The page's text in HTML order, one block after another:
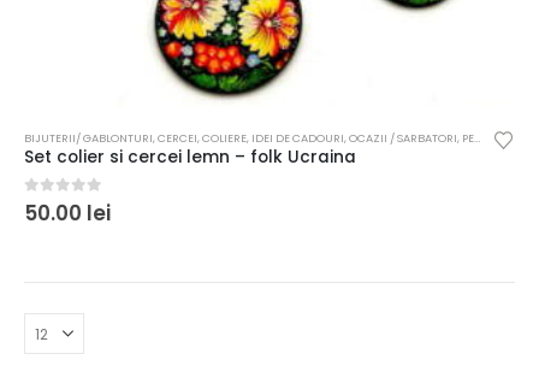
BIJUTERII/ GABLONTURI,CERCEI,COLIERE, IDEI DE CADOURI,OCAZII / SARBATORI, PENTRU FEMEI
Set colier si cercei lemn – folk Ucraina
0out of 5
50.00 lei